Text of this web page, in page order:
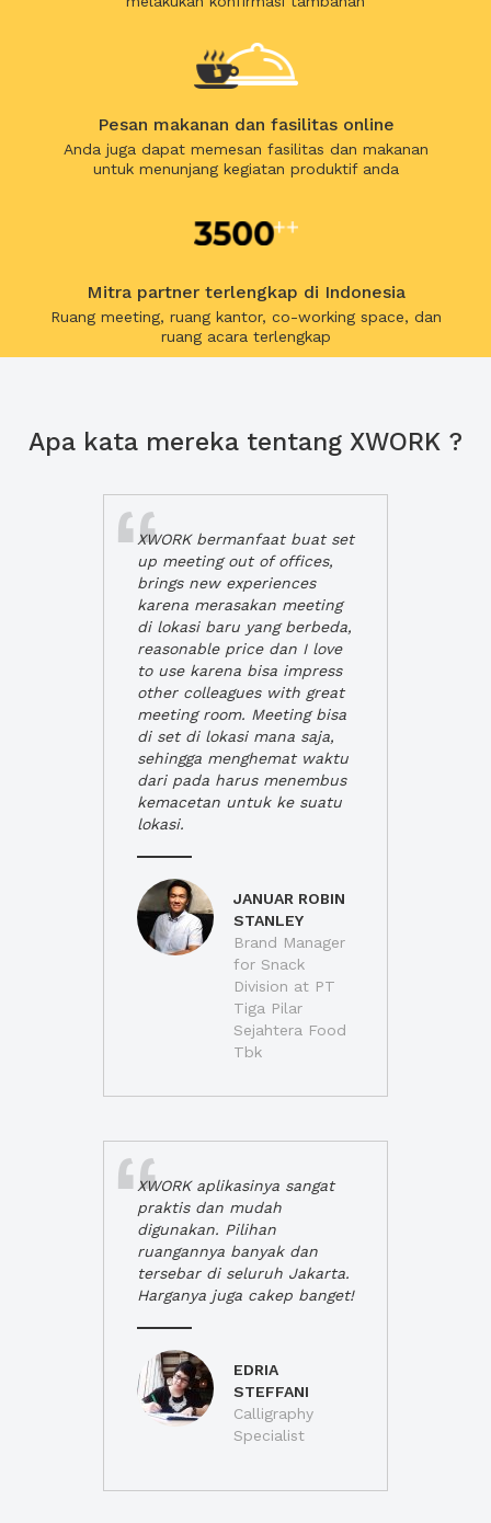
Pesan makanan dan fasilitas online
Anda juga dapat memesan fasilitas dan makanan
untuk menunjang kegiatan produktif anda
Mitra partner terlengkap di Indonesia
Ruang meeting, ruang kantor, co-working space, dan
ruang acara terlengkap
Apa kata mereka tentang XWORK ?
XWORK bermanfaat buat set
up meeting out of offices,
brings new experiences
karena merasakan meeting
di lokasi baru yang berbeda,
reasonable price dan I love
to use karena bisa impress
other colleagues with great
meeting room. Meeting bisa
di set di lokasi mana saja,
sehingga menghemat waktu
dari pada harus menembus
kemacetan untuk ke suatu
lokasi.
JANUAR ROBIN
STANLEY
Brand Manager
for Snack
Division at PT
Tiga Pilar
Sejahtera Food
Tbk
XWORK aplikasinya sangat
praktis dan mudah
digunakan. Pilihan
ruangannya banyak dan
tersebar di seluruh Jakarta.
Harganya juga cakep banget!
EDRIA
STEFFANI
Calligraphy
Specialist